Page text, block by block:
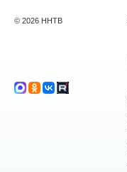
© 2026 ННТВ